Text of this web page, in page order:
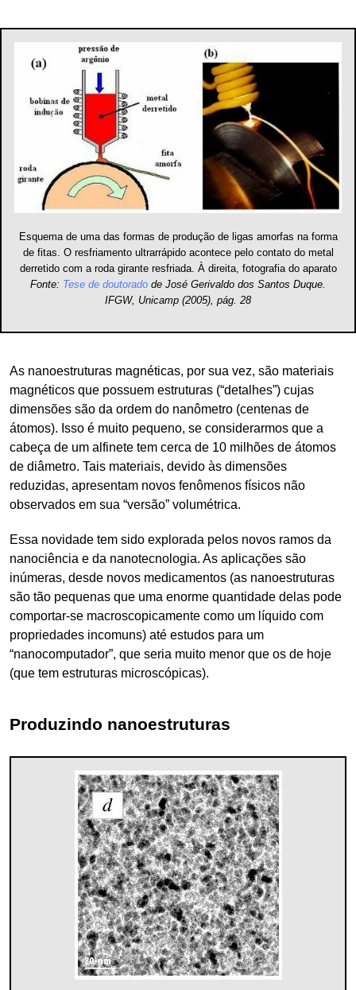
Esquema de uma das formas de produção de ligas amorfas na forma
de fitas. O resfriamento ultrarrápido acontece pelo contato do metal
derretido com a roda girante resfriada. À direita, fotografia do aparato
Fonte: Tese de doutorado de José Gerivaldo dos Santos Duque.
IFGW, Unicamp (2005), pág. 28
As nanoestruturas magnéticas, por sua vez, são materiais
magnéticos que possuem estruturas (“detalhes”) cujas
dimensões são da ordem do nanômetro (centenas de
átomos). Isso é muito pequeno, se considerarmos que a
cabeça de um alfinete tem cerca de 10 milhões de átomos
de diâmetro. Tais materiais, devido às dimensões
reduzidas, apresentam novos fenômenos físicos não
observados em sua “versão” volumétrica.
Essa novidade tem sido explorada pelos novos ramos da
nanociência e da nanotecnologia. As aplicações são
inúmeras, desde novos medicamentos (as nanoestruturas
são tão pequenas que uma enorme quantidade delas pode
comportar-se macroscopicamente como um líquido com
propriedades incomuns) até estudos para um
“nanocomputador”, que seria muito menor que os de hoje
(que tem estruturas microscópicas).
Produzindo nanoestruturas